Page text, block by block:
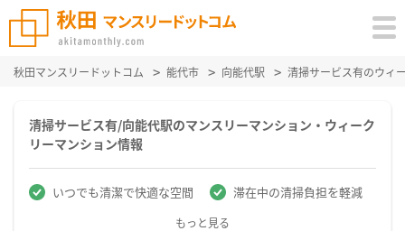
秋田マンスリードットコム 能代市 向能代駅 清掃サービス有のウィ
清掃サービス有/向能代駅のマンスリーマンション・ウィーク
リーマンション情報
いつでも清潔で快適な空間 滞在中の清掃負担を軽減
もっと見る